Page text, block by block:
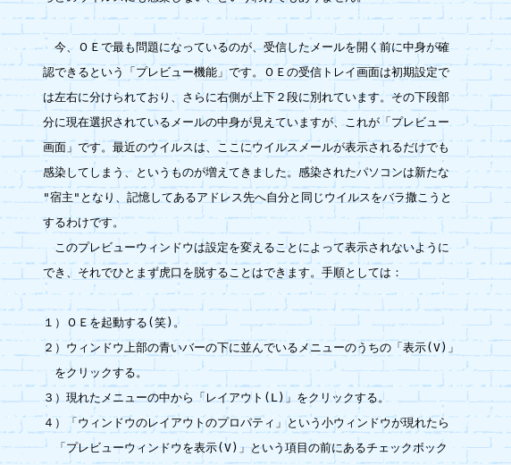
今、ＯＥで最も問題になっているのが、受信したメールを開く前に中身が確
認できるという「プレビュー機能」です。ＯＥの受信トレイ画面は初期設定で
は左右に分けられており、さらに右側が上下２段に別れています。その下段部
分に現在選択されているメールの中身が見えていますが、これが「プレビュー
画面」です。最近のウイルスは、ここにウイルスメールが表示されるだけでも
感染してしまう、というものが増えてきました。感染されたパソコンは新たな
"宿主"となり、記憶してあるアドレス先へ自分と同じウイルスをバラ撒こうと
するわけです。
このプレビューウィンドウは設定を変えることによって表示されないように
でき、それでひとまず虎口を脱することはできます。手順としては：
１）ＯＥを起動する(笑)。
２）ウィンドウ上部の青いバーの下に並んでいるメニューのうちの「表示(V)」
をクリックする。
３）現れたメニューの中から「レイアウト(L)」をクリックする。
４）「ウィンドウのレイアウトのプロパティ」という小ウィンドウが現れたら
「プレビューウィンドウを表示(V)」という項目の前にあるチェックボック